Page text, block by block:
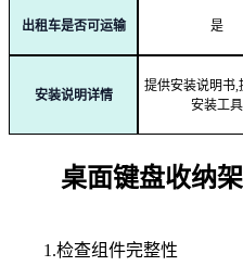
出租车是否可运输 是
安装说明详情
提供安装说明书,
安装工具
桌面键盘收纳架
1.检查组件完整性